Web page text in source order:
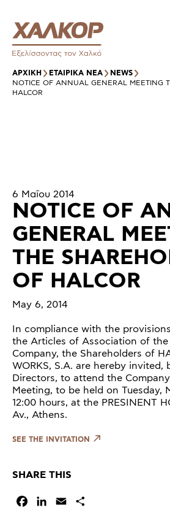
ΒΙΩΣΙΜΗ ΑΝΑΠΤΥΞΗ
ΑΡΧΙΚΉ ΕΤΑΙΡΙΚΑ ΝΕΑ
NEWS
NOTICE OF ANNUAL GENERAL MEETING
HALCOR
6 Μαΐου 2014
NOTICE OF
GENERAL
THE
OF HALCOR
May 6, 2014
In compliance with the
the Articles of Association of the
Company, the Shareholders of
WORKS, S.A. are hereby
Directors, to attend the
Meeting, to be held on Tuesday,
12:00 hours, at the PRESINENT
Av., Athens.
SEE THE INVITATION
SHARE THIS
FacebookLinkedIn
Email